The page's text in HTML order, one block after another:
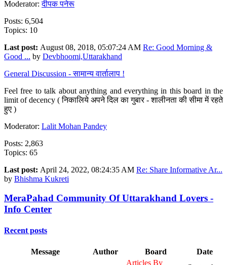
Moderator:दीपक पनेरू
Posts: 6,504
Topics: 10
Last post: August 08, 2018, 05:07:24 AM Re: Good Morning &
Good ... by Devbhoomi,Uttarakhand
General Discussion - सामान्य वार्तालाप !
Feel free to talk about anything and everything in this board in the
limit of decency ( निकालिये अपने दिल का गुबार - शालीनता की सीमा में रहते
हुए )
Moderator: Lalit Mohan Pandey
Posts: 2,863
Topics: 65
Last post: April 24, 2022, 08:24:35 AM Re: Share Informative Ar...
by Bhishma Kukreti
MeraPahad Community Of Uttarakhand Lovers -
Info Center
Recent posts
Message Author Board Date
Articles By